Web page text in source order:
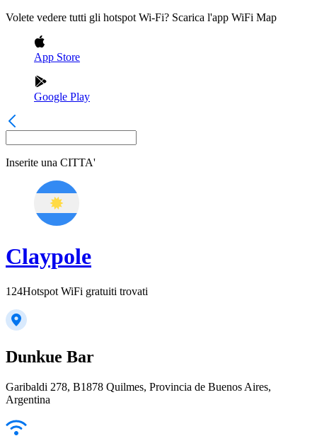
Volete vedere tutti gli hotspot Wi-Fi? Scarica l'app WiFi Map
App Store
Google Play
Inserite una CITTA'
Claypole
124Hotspot WiFi gratuiti trovati
Dunkue Bar
Garibaldi 278, B1878 Quilmes, Provincia de Buenos Aires,
Argentina